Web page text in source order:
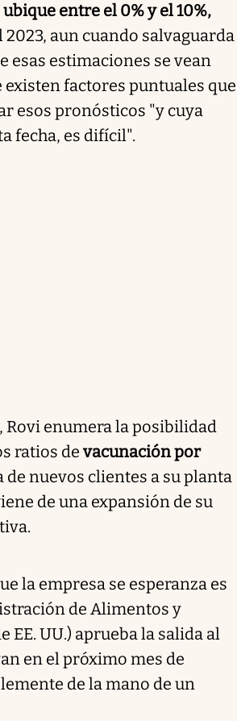
entre el 0% y el 10%,
aun cuando salvaguarda
esas estimaciones se vean
existen factores puntuales que
esos pronósticos "y cuya
fecha, es difícil".
Rovi enumera la posibilidad
ratios devacunación por
de nuevos clientes a su planta
de una expansión de su
la empresa se esperanza es
de Alimentos y
EE. UU.) aprueba la salida al
en el próximo mes de
de la mano de un